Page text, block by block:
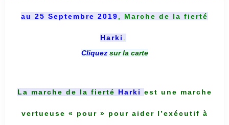
au 25 Septembre 2019, Marche de la fierté
Harki
Cliquez sur la carte
La marche de la fierté Harki est une marche
vertueuse « pour » pour aider l’exécutif à